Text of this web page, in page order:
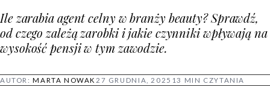
Ile zarabia agent celny w branży beauty? Sprawdź,
od czego zależą zarobki i jakie czynniki wpływają na
wysokość pensji w tym zawodzie.
AUTOR:MARTA NOWAK 27 GRUDNIA, 2025 13 MIN CZYTANIA